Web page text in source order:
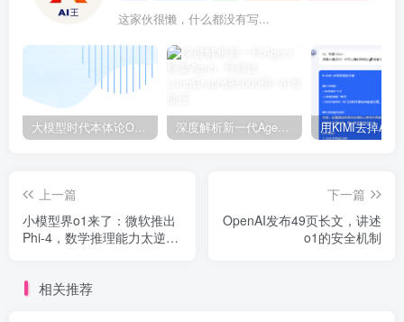
这家伙很懒，什么都没有写...
大模型时代本体论Ontology驱动的AI知识引擎助力企业智能决策系统的未来进化-一篇献给企业董事会和CIO的深度思考(第一篇) 深度解析新一代Agent框架Agno, 号称比LangGraph快5000倍!
上一篇
小模型界o1来了：微软推出
Phi-4，数学推理能力太逆
断
下一篇
OpenAI发布49页长文，讲述
o1的安全机制
相关推荐